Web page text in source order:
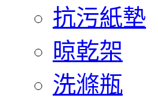
抗污紙墊
晾乾架
洗滌瓶